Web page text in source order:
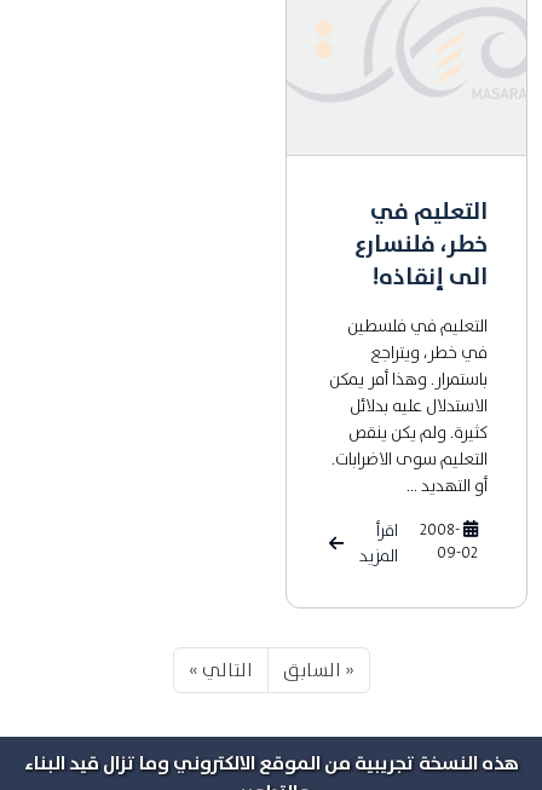
التعليم في
خطر، فلنسارع
الى إنقاذه!
التعليم في فلسطين
في خطر، ويتراجع
باستمرار. وهذا أمر يمكن
الاستدلال عليه بدلائل
كثيرة. ولم يكن ينقص
التعليم سوى الاضرابات.
أو التهديد ...
2008-
09-02
اقرأ
المزيد
« السابق التالي »
هذه النسخة تجريبية من الموقع الالكتروني وما تزال قيد البناء